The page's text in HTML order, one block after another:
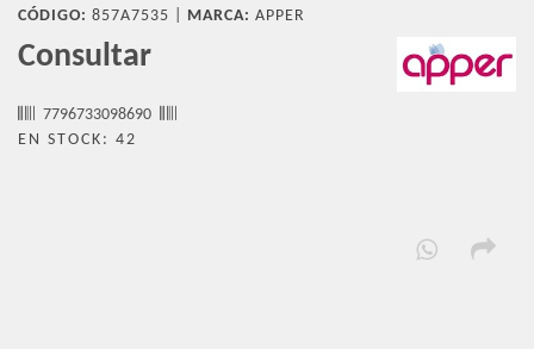
CÓDIGO: 857A7535 | MARCA: APPER
Consultar
7796733098690
EN STOCK: 42